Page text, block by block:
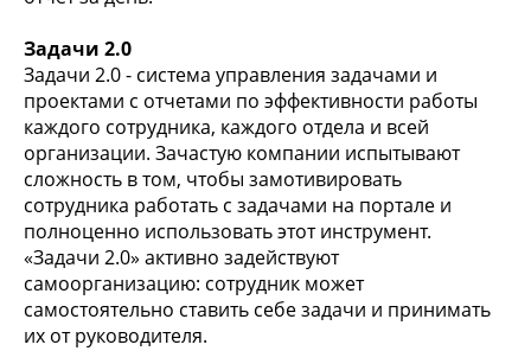
Задачи 2.0
Задачи 2.0 - система управления задачами и
проектами с отчетами по эффективности работы
каждого сотрудника, каждого отдела и всей
организации. Зачастую компании испытывают
сложность в том, чтобы замотивировать
сотрудника работать с задачами на портале и
полноценно использовать этот инструмент.
«Задачи 2.0» активно задействуют
самоорганизацию: сотрудник может
самостоятельно ставить себе задачи и принимать
их от руководителя.